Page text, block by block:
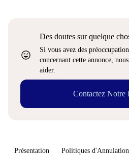
sentiment_very_satisfied
Des doutes sur quelque
Si vous avez des
concernant cette annonce,
aider.
Contactez Notre
Présentation Politiques d'Annulation